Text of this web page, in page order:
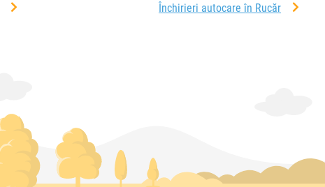
Închirieri autocare în Rucăr